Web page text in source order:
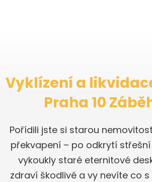
Vyklízení a
Praha 10
Pořídili jste si starou
překvapení – po odkrytí
vykoukly staré eternitové
zdraví škodlivé a vy nevíte co s